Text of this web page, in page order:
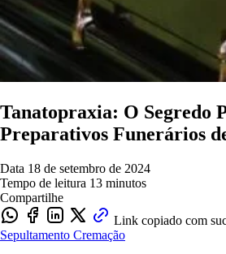
Tanatopraxia: O Segredo
Preparativos Funerários
Data 18 de setembro de 2024
Tempo de leitura 13 minutos
Compartilhe
Link copiado com
Sepultamento Cremação